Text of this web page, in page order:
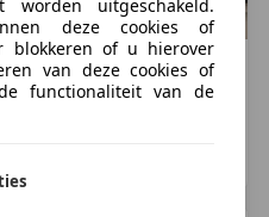
fullservice
gebruikte als nieuwe
hebben in het inruilen
contact met ons op via
Royal Enfield Classic 350
€ 6.999 1
worden uitgeschakeld.
deze cookies of
blokkeren of u hierover
van deze cookies of
functionaliteit van de